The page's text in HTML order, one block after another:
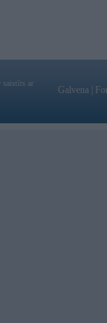
saistīts ar
Galvena